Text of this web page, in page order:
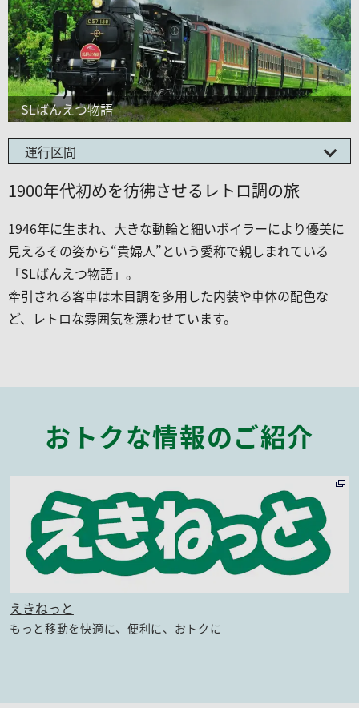
SLばんえつ物語
運行区間
1900年代初めを彷彿させるレトロ調の旅
1946年に生まれ、大きな動輪と細いボイラーにより優美に
見えるその姿から“貴婦人”という愛称で親しまれている
「SLばんえつ物語」。
牽引される客車は木目調を多用した内装や車体の配色な
ど、レトロな雰囲気を漂わせています。
おトクな情報のご紹介
えきねっと
もっと移動を快適に、便利に、おトクに